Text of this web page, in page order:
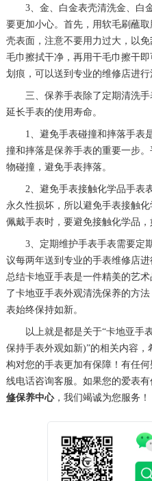
3、金、白金表壳清洗金、白
要更加小心。首先，用软毛刷蘸
壳表面，注意不要用力过大，以
毛巾擦拭干净，再用干毛巾擦干
划痕，可以送到专业的维修店进行
三、保养手表除了定期清洗手
延长手表的使用寿命。
1、避免手表碰撞和摔落手表
撞和摔落是保养手表的重要一步
物碰撞，避免手表摔落。
2、避免手表接触化学品手表
永久性损坏，所以避免手表接触
佩戴手表时，要避免接触化学品，
3、定期维护手表手表需要定
议每两年送到专业的手表维修店
总结卡地亚手表是一件精美的艺
了卡地亚手表外观清洗保养的方
表始终保持如新。
以上就是都是关于“卡地亚手
保持手表外观如新)”的相关内容
构对您的手表更加有保障！有任
线电话咨询客服。如果您的爱表
修保养中心，我们竭诚为您服务！